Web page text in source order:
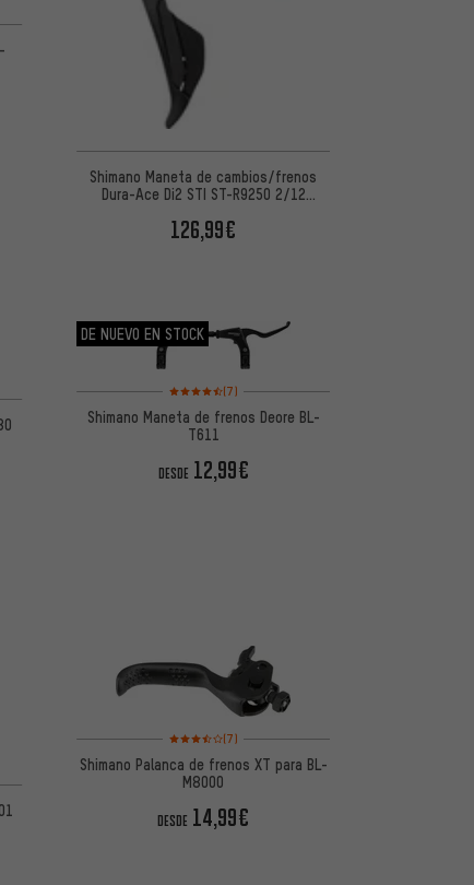
en 5 reseñas
Shimano Maneta de cambios/frenos
Dura-Ace Di2 STI ST-R9250 2/12
126,99€
en 6 reseñas
DE NUEVO EN STOCK
Valoración media: 4,5 de 5 basada en 7 reseñas
(7)
Shimano Maneta de frenos Deore BL-
T611
DESDE 12,99€
en 4 reseñas
Valoración media: 3,5 de 5 basada en 7 reseñas
(7)
Shimano Palanca de frenos XT para BL-
M8000
DESDE 14,99€